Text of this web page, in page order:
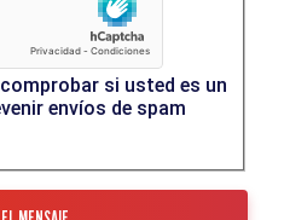
si usted es un
envíos de spam